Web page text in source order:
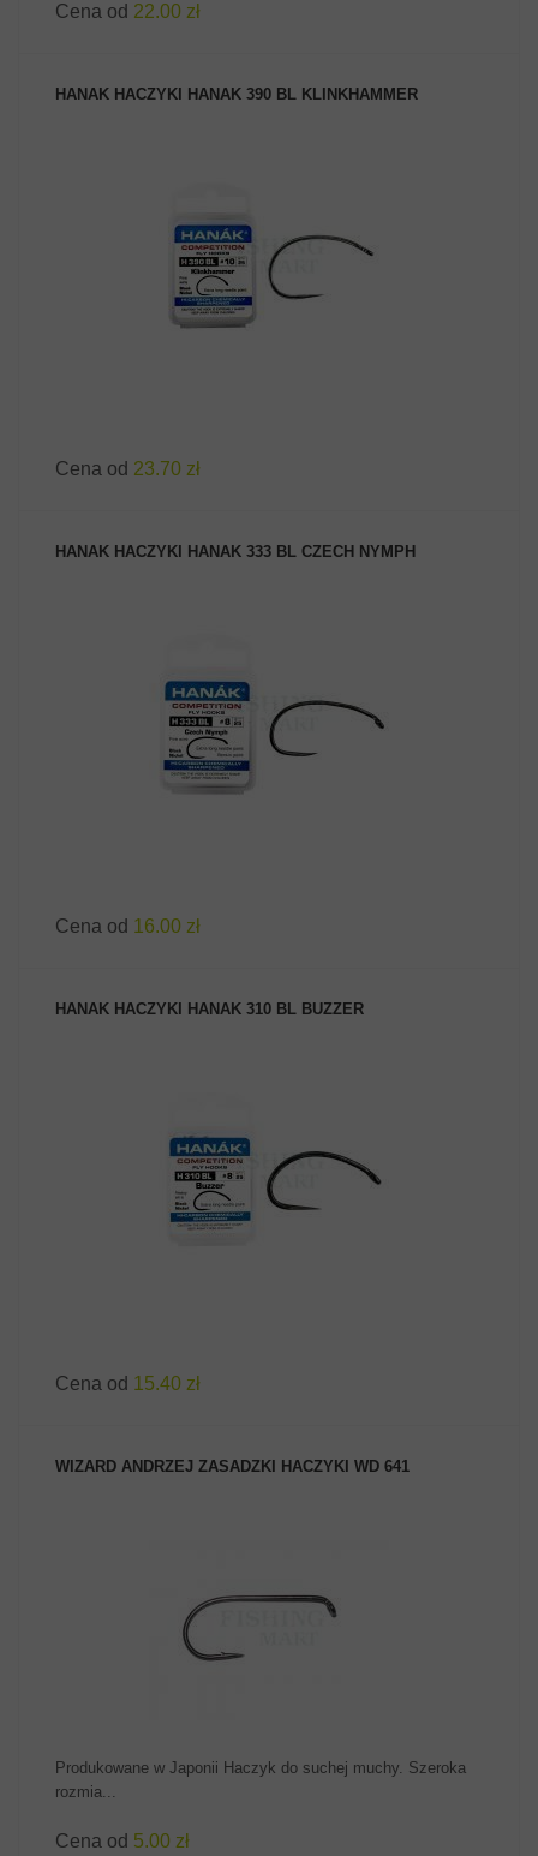
Cena od 22.00 zł
HANAK HACZYKI HANAK 390 BL KLINKHAMMER
Cena od 23.70 zł
HANAK HACZYKI HANAK 333 BL CZECH NYMPH
Cena od 16.00 zł
HANAK HACZYKI HANAK 310 BL BUZZER
Cena od 15.40 zł
WIZARD ANDRZEJ ZASADZKI HACZYKI WD 641
Produkowane w Japonii Haczyk do suchej muchy. Szeroka
rozmia...
Cena od 5.00 zł